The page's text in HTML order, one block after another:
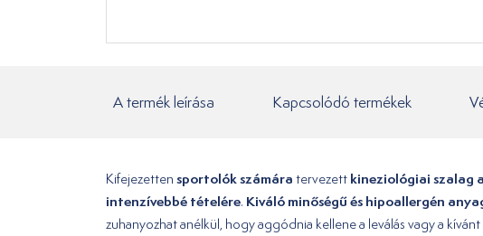
A termék leírása Kapcsolódó termékek
Kifejezetten sportolók számára tervezett kineziológiai szalag
intenzívebbé tételére. Kiváló minőségű és hipoallergén
zuhanyozhat anélkül, hogy aggódnia kellene a leválás vagy a